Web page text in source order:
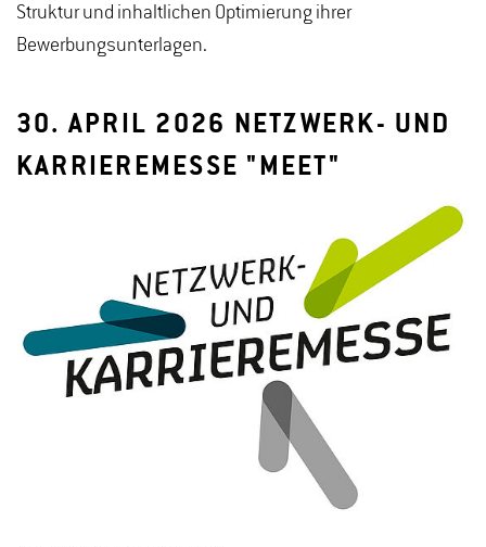
Struktur und inhaltlichen Optimierung ihrer
Bewerbungsunterlagen.
30. APRIL 2026 NETZWERK- UND
KARRIEREMESSE "MEET"